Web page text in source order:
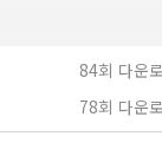
84회 다운
78회 다운